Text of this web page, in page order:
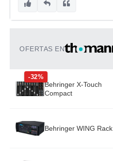
OFERTAS EN
-32%
Behringer X-Touch
Compact
Behringer WING Rack